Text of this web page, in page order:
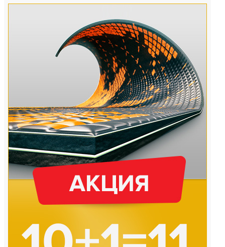
Шумоизоляция пола автомобиля
Шумоизоляция остальных элементов